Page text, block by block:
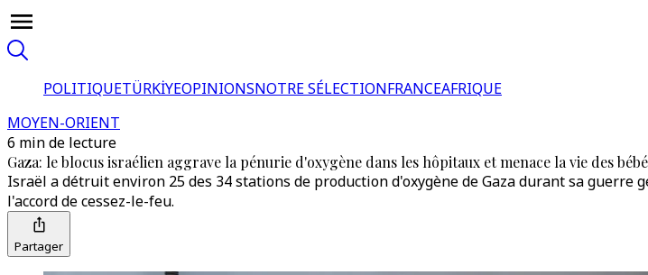
POLITIQUETÜRKİYEOPINIONSNOTRE SÉLECTIONFRANCEAFRIQUE
MOYEN-ORIENT
6 min de lecture
Gaza: le blocus israélien aggrave la pénurie d'oxygène dans les hôpitaux et menace la vie des
Israël a détruit environ 25 des 34 stations de production d'oxygène de Gaza durant sa
l'accord de cessez-le-feu.
Partager